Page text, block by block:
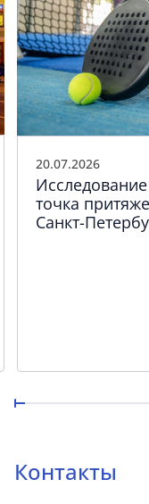
20.07.2026
точка
Санкт-
Контакты